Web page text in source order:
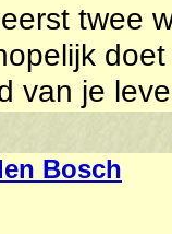
twee
van je
Bosch